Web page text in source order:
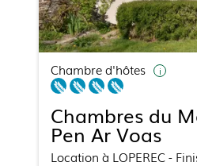
Chambre d'hôtes
Chambres du
Pen Ar Voas
Location à LOPEREC-